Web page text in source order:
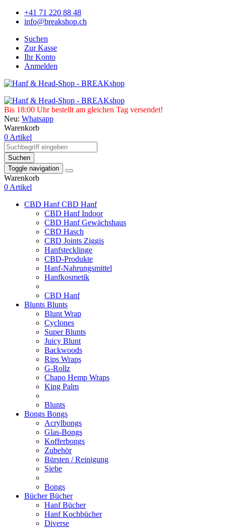
+41 71 220 88 48
info@breakshop.ch
Suchen
Zur Kasse
Ihr Konto
Anmelden
Bis 18:00 Uhr bestellt am gleichen Tag versendet!
Neu: Whatsapp
Warenkorb
0 Artikel
Suchen
Toggle navigation
Warenkorb
0 Artikel
CBD HanfCBD Hanf
CBD Hanf Indoor
CBD Hanf Gewächshaus
CBD Hasch
CBD Joints Ziggis
Hanfstecklinge
CBD-Produkte
Hanf-Nahrungsmittel
Hanfkosmetik
CBD Hanf
Blunts Blunts
Blunt Wrap
Cyclones
Super Blunts
Juicy Blunt
Backwoods
Rips Wraps
G-Rollz
Chapo Hemp Wraps
King Palm
Blunts
Bongs Bongs
Acrylbongs
Glas-Bongs
Kofferbongs
Zubehör
Bürsten / Reinigung
Siebe
Bongs
BücherBücher
Hanf Bücher
Hanf Kochbücher
Diverse